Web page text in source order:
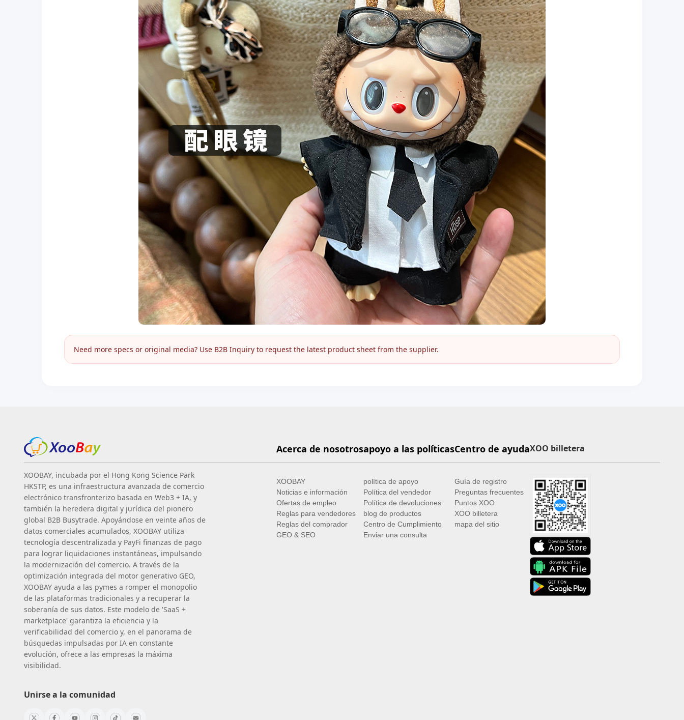
Need more specs or original media? Use B2B Inquiry to request the latest product sheet from the supplier.
XOOBAY, incubada por el Hong Kong Science Park
HKSTP, es una infraestructura avanzada de comercio
electrónico transfronterizo basada en Web3 + IA, y
también la heredera digital y jurídica del pionero
global B2B Busytrade. Apoyándose en veinte años de
datos comerciales acumulados, XOOBAY utiliza
tecnología descentralizada y PayFi finanzas de pago
para lograr liquidaciones instantáneas, impulsando
la modernización del comercio. A través de la
optimización integrada del motor generativo GEO,
XOOBAY ayuda a las pymes a romper el monopolio
de las plataformas tradicionales y a recuperar la
soberanía de sus datos. Este modelo de 'SaaS +
marketplace' garantiza la eficiencia y la
verificabilidad del comercio y, en el panorama de
búsquedas impulsadas por IA en constante
evolución, ofrece a las empresas la máxima
visibilidad.
Unirse a la comunidad
Acerca de nosotros
XOOBAY
Noticias e información
Ofertas de empleo
Reglas para vendedores
Reglas del comprador
GEO & SEO
apoyo a las políticas
política de apoyo
Política del vendedor
Política de devoluciones
blog de productos
Centro de Cumplimiento
Enviar una consulta
Centro de ayuda
Guía de registro
Preguntas frecuentes
Puntos XOO
XOO billetera
mapa del sitio
XOO billetera